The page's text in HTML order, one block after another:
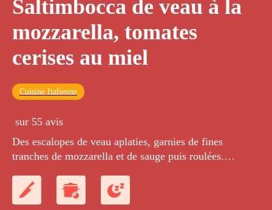
Saltimbocca de veau à la
mozzarella, tomates
cerises au miel
Cuisine Italienne
sur 55 avis
Des escalopes de veau aplaties, garnies de fines
tranches de mozzarella et de sauge puis roulées.
roquette juste tombée.